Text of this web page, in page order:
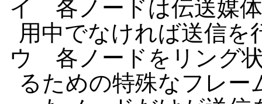
イ 各ノードは伝送媒
用中でなければ送信を
ウ 各ノードをリング
るための特殊なフレ